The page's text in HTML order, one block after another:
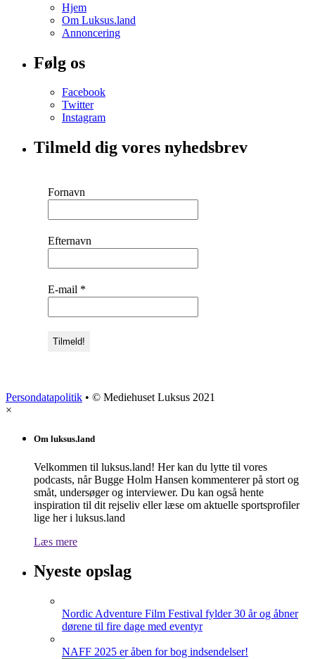
Hjem
Om Luksus.land
Annoncering
Følg os
Facebook
Twitter
Instagram
Tilmeld dig vores nyhedsbrev
Fornavn
Efternavn
E-mail *
Persondatapolitik • © Mediehuset Luksus 2021
×
Om luksus.land
Velkommen til luksus.land! Her kan du lytte til vores
podcasts, når Bugge Holm Hansen kommenterer på stort og
småt, undersøger og interviewer. Du kan også hente
inspiration til dit rejseliv eller læse om aktuelle sportsprofiler
lige her i luksus.land
Læs mere
Nyeste opslag
Nordic Adventure Film Festival fylder 30 år og åbner
dørene til fire dage med eventyr
NAFF 2025 er åben for bog indsendelser!